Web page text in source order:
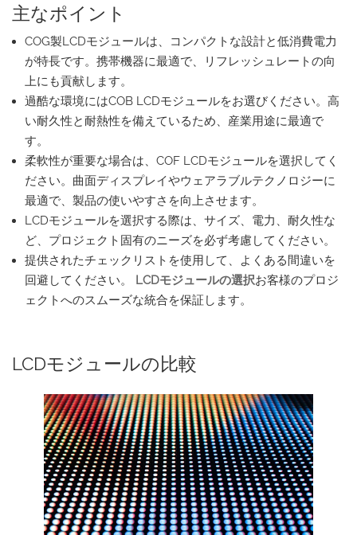
主なポイント
COG製LCDモジュールは、コンパクトな設計と低消費電力
が特長です。携帯機器に最適で、リフレッシュレートの向
上にも貢献します。
過酷な環境にはCOB LCDモジュールをお選びください。高
い耐久性と耐熱性を備えているため、産業用途に最適で
す。
柔軟性が重要な場合は、COF LCDモジュールを選択してく
ださい。曲面ディスプレイやウェアラブルテクノロジーに
最適で、製品の使いやすさを向上させます。
LCDモジュールを選択する際は、サイズ、電力、耐久性な
ど、プロジェクト固有のニーズを必ず考慮してください。
提供されたチェックリストを使用して、よくある間違いを
回避してください。 LCDモジュールの選択お客様のプロジ
ェクトへのスムーズな統合を保証します。
LCDモジュールの比較